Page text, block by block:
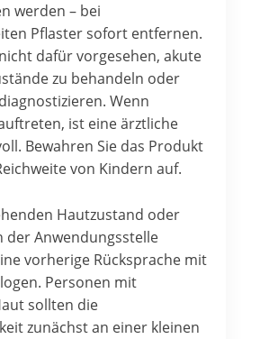
werden – bei
Pflaster sofort entfernen.
dafür vorgesehen, akute
zu behandeln oder
Wenn
ist eine ärztliche
Bewahren Sie das Produkt
von Kindern auf.
Hautzustand oder
der Anwendungsstelle
vorherige Rücksprache mit
Personen mit
sollten die
zunächst an einer kleinen